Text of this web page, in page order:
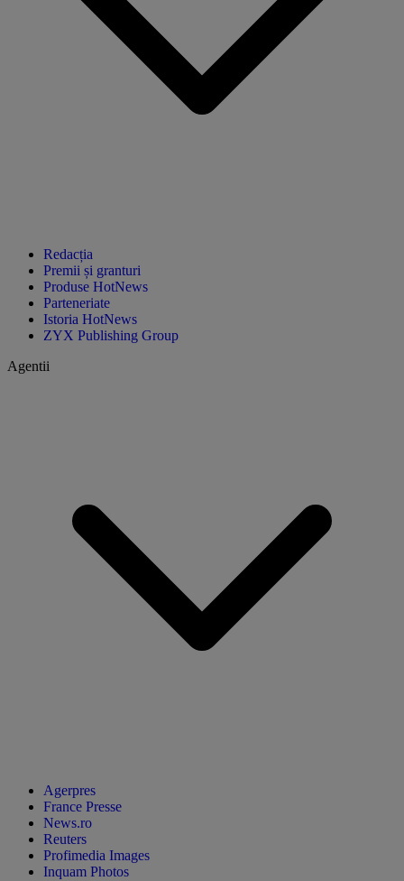
Redacția
Premii și granturi
Produse HotNews
Parteneriate
Istoria HotNews
ZYX Publishing Group
Agentii
Agerpres
France Presse
News.ro
Reuters
Profimedia Images
Inquam Photos